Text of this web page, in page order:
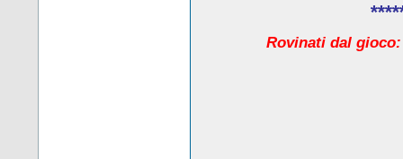
Rovinati dal